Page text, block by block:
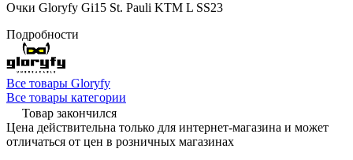
Очки Gloryfy Gi15 St. Pauli KTM L SS23
Подробности
Все товары Gloryfy
Все товары категории
Товар закончился
Цена действительна только для интернет-магазина и может
отличаться от цен в розничных магазинах